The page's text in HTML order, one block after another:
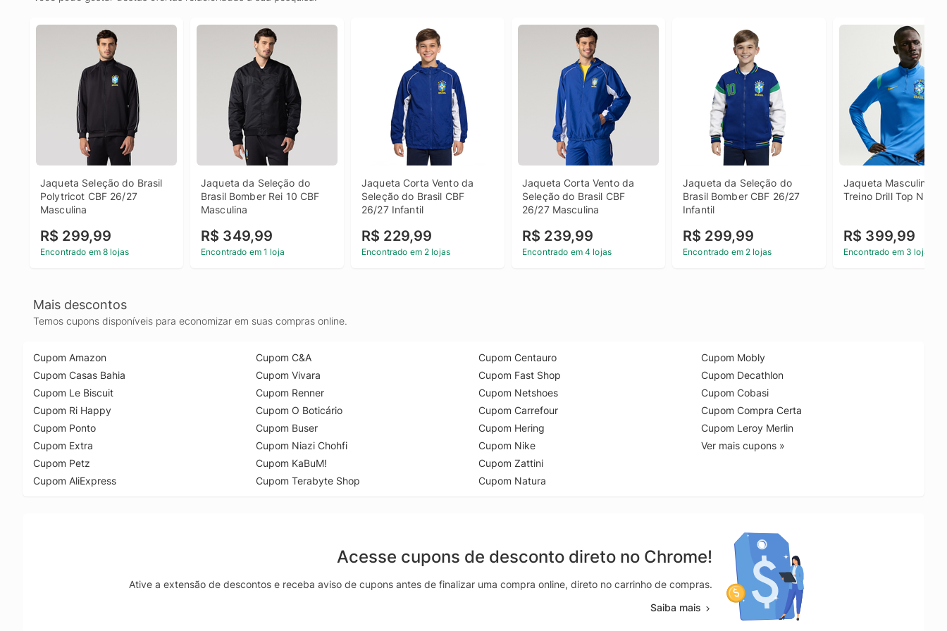
Jaqueta Seleção do Brasil
Polytricot CBF 26/27
Masculina
R$ 299,99
Encontrado em 8 lojas
Jaqueta da Seleção do
Brasil Bomber Rei 10 CBF
Masculina
R$ 349,99
Encontrado em 1 loja
Jaqueta Corta Vento da
Seleção do Brasil CBF
26/27 Infantil
R$ 229,99
Encontrado em 2 lojas
Jaqueta Corta Vento da
Seleção do Brasil CBF
26/27 Masculina
R$ 239,99
Encontrado em 4 lojas
Jaqueta da Seleção do
Brasil Bomber CBF 26/27
Infantil
R$ 299,99
Encontrado em 2 lojas
Jaqueta Masculina
Treino Drill Top Nike
R$ 399,99
Encontrado em 3 lojas
Mais descontos
Temos cupons disponíveis para economizar em suas compras online.
Cupom Amazon
Cupom Casas Bahia
Cupom Le Biscuit
Cupom Ri Happy
Cupom Ponto
Cupom Extra
Cupom Petz
Cupom AliExpress
Cupom C&A
Cupom Vivara
Cupom Renner
Cupom O Boticário
Cupom Buser
Cupom Niazi Chohfi
Cupom KaBuM!
Cupom Terabyte Shop
Cupom Centauro
Cupom Fast Shop
Cupom Netshoes
Cupom Carrefour
Cupom Hering
Cupom Nike
Cupom Zattini
Cupom Natura
Cupom Mobly
Cupom Decathlon
Cupom Cobasi
Cupom Compra Certa
Cupom Leroy Merlin
Ver mais cupons »
Acesse cupons de desconto direto no Chrome!
Ative a extensão de descontos e receba aviso de cupons antes de finalizar uma compra online, direto no carrinho de compras.
Saiba mais